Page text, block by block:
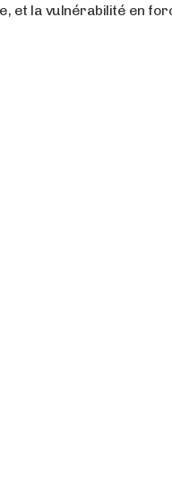
et la vulnérabilité en